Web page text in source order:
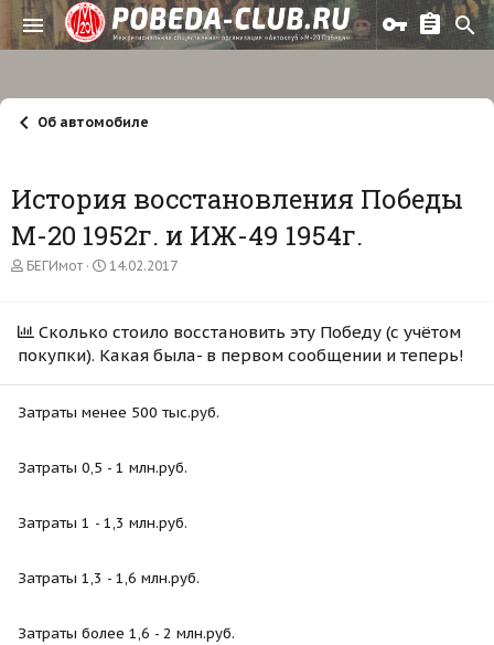
Об автомобиле
История восстановления Победы
М-20 1952г. и ИЖ-49 1954г.
А
р
т
м
ы
БЕГИмот
Д
н
а
а
л
14.02.2017
Сколько стоило восстановить эту Победу (с учётом
покупки). Какая была- в первом сообщении и теперь!
Затраты менее 500 тыс.руб.
Затраты 0,5 - 1 млн.руб.
Затраты 1 - 1,3 млн.руб.
Затраты 1,3 - 1,6 млн.руб.
Затраты более 1,6 - 2 млн.руб.